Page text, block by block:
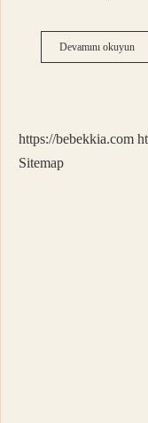
Devamını okuyun50
https://bebekkia.com
Sitemap